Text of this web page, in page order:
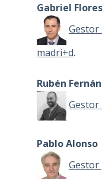
Gabriel Flores
Gestor
madri+d.
Rubén
Gestor
Pablo Alonso